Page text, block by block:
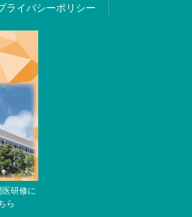
ライバシーポリシー